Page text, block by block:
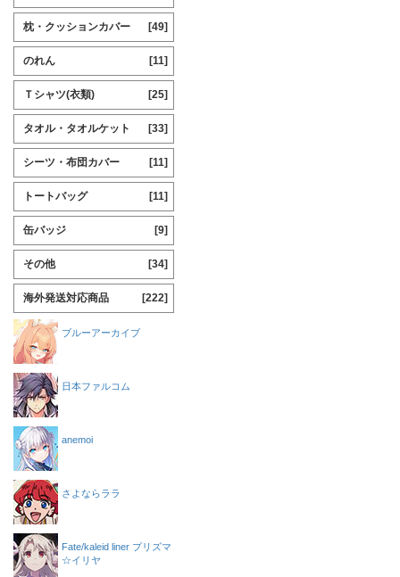
枕・クッションカバー [49]
のれん [11]
Ｔシャツ(衣類) [25]
タオル・タオルケット [33]
シーツ・布団カバー [11]
トートバッグ [11]
缶バッジ [9]
その他 [34]
海外発送対応商品 [222]
ブルーアーカイブ
日本ファルコム
anemoi
さよならララ
Fate/kaleid liner プリズマ
☆イリヤ